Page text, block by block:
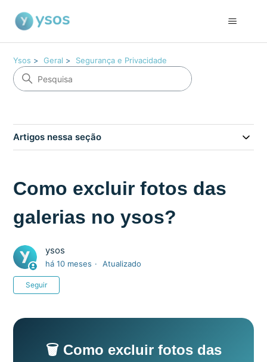
Ysos Geral Segurança e Privacidade
Artigos nessa seção
Como excluir fotos das
galerias no ysos?
ysos
há 10 meses Atualizado
Seguir
🗑️ Como excluir fotos das